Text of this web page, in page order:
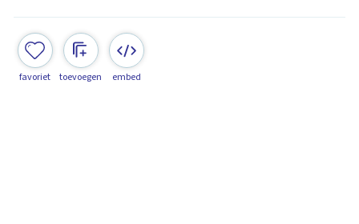
favoriet toevoegen embed